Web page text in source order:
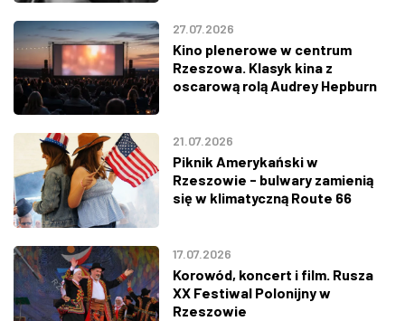
27.07.2026
Kino plenerowe w centrum
Rzeszowa. Klasyk kina z
oscarową rolą Audrey Hepburn
21.07.2026
Piknik Amerykański w
Rzeszowie - bulwary zamienią
się w klimatyczną Route 66
17.07.2026
Korowód, koncert i film. Rusza
XX Festiwal Polonijny w
Rzeszowie